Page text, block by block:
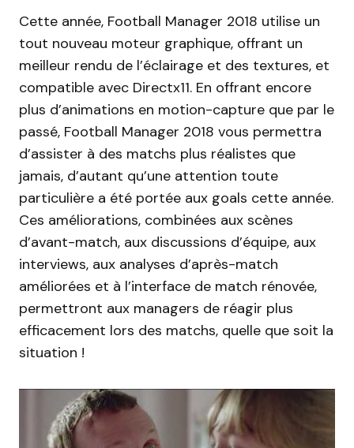
Cette année, Football Manager 2018 utilise un
tout nouveau moteur graphique, offrant un
meilleur rendu de l’éclairage et des textures, et
compatible avec Directx11. En offrant encore
plus d’animations en motion-capture que par le
passé, Football Manager 2018 vous permettra
d’assister à des matchs plus réalistes que
jamais, d’autant qu’une attention toute
particulière a été portée aux goals cette année.
Ces améliorations, combinées aux scènes
d’avant-match, aux discussions d’équipe, aux
interviews, aux analyses d’après-match
améliorées et à l’interface de match rénovée,
permettront aux managers de réagir plus
efficacement lors des matchs, quelle que soit la
situation !